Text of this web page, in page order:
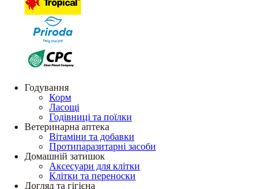
Годування
Корм
Ласощі
Годівниці та поїлки
Ветеринарна аптека
Вітаміни та добавки
Протипаразитарні засоби
Домашній затишок
Аксесуари для клітки
Клітки та переноски
Догляд та гігієна